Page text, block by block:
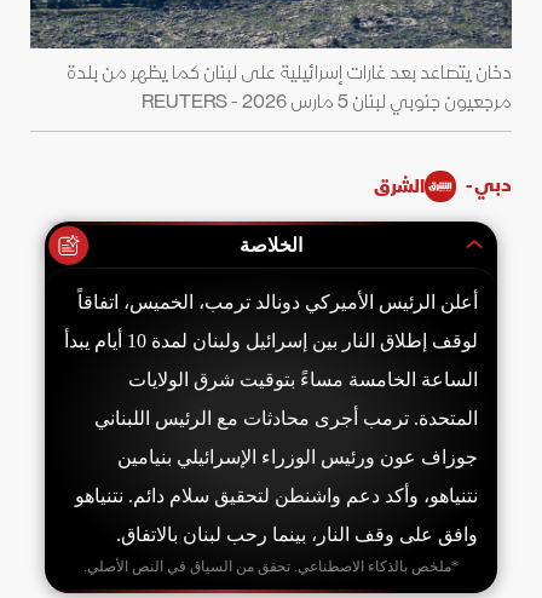
دخان يتصاعد بعد غارات إسرائيلية على لبنان كما يظهر من بلدة
مرجعيون جنوبي لبنان 5 مارس 2026 - REUTERS
دبي - الشرق
الخلاصة
أعلن الرئيس الأميركي دونالد ترمب، الخميس، اتفاقاً
لوقف إطلاق النار بين إسرائيل ولبنان لمدة 10 أيام يبدأ
الساعة الخامسة مساءً بتوقيت شرق الولايات
المتحدة. ترمب أجرى محادثات مع الرئيس اللبناني
جوزاف عون ورئيس الوزراء الإسرائيلي بنيامين
نتنياهو، وأكد دعم واشنطن لتحقيق سلام دائم. نتنياهو
وافق على وقف النار، بينما رحب لبنان بالاتفاق.
*ملخص بالذكاء الاصطناعي. تحقق من السياق في النص الأصلي.